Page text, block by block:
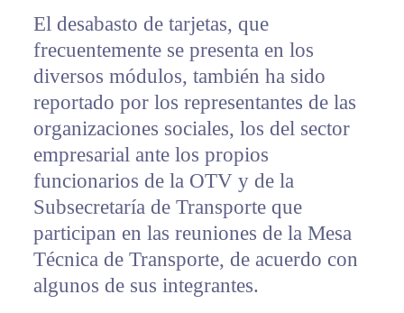
El desabasto de tarjetas, que
frecuentemente se presenta en los
diversos módulos, también ha sido
reportado por los representantes de las
organizaciones sociales, los del sector
empresarial ante los propios
funcionarios de la OTV y de la
Subsecretaría de Transporte que
participan en las reuniones de la Mesa
Técnica de Transporte, de acuerdo con
algunos de sus integrantes.